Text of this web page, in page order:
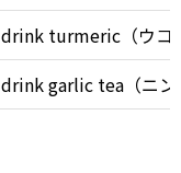
drink turmeric（ウコ
drink garlic tea（ニン